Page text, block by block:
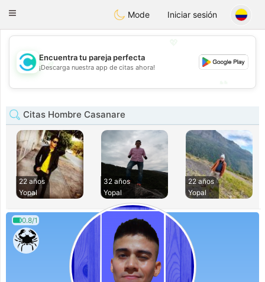
olombiaCitas
Toggle
Mode Iniciar sesión
💖
💕
Encuentra tu pareja perfecta
¡Descarga nuestra app de citas ahora!
Citas Hombre Casanare
22 años
Yopal
32 años
Yopal
22 años
Yopal
0.8/1